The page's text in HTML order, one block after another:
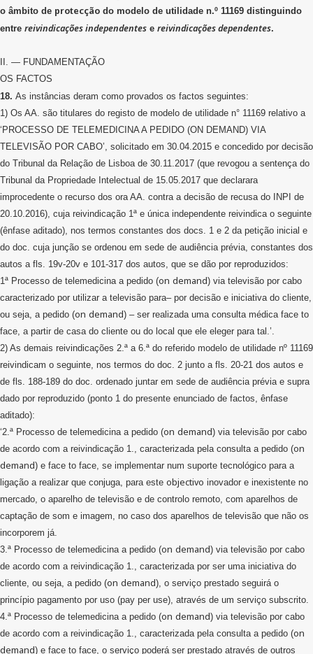
o âmbito de protecção do modelo de utilidade n.º 11169 distinguindo
entre reivindicações independentes e reivindicações dependentes.
II. — FUNDAMENTAÇÃO
OS FACTOS
18. As instâncias deram como provados os factos seguintes:
1) Os AA. são titulares do registo de modelo de utilidade n° 11169 relativo a
‘PROCESSO DE TELEMEDICINA A PEDIDO (ON DEMAND) VIA
TELEVISÃO POR CABO’, solicitado em 30.04.2015 e concedido por decisão
do Tribunal da Relação de Lisboa de 30.11.2017 (que revogou a sentença do
Tribunal da Propriedade Intelectual de 15.05.2017 que declarara
improcedente o recurso dos ora AA. contra a decisão de recusa do INPI de
20.10.2016), cuja reivindicação 1ª e única independente reivindica o seguinte
(ênfase aditado), nos termos constantes dos docs. 1 e 2 da petição inicial e
do doc. cuja junção se ordenou em sede de audiência prévia, constantes dos
autos a fls. 19v-20v e 101-317 dos autos, que se dão por reproduzidos:
1ª Processo de telemedicina a pedido (on demand) via televisão por cabo
caracterizado por utilizar a televisão para– por decisão e iniciativa do cliente,
ou seja, a pedido (on demand) – ser realizada uma consulta médica face to
face, a partir de casa do cliente ou do local que ele eleger para tal.’.
2) As demais reivindicações 2.ª a 6.ª do referido modelo de utilidade nº 11169
reivindicam o seguinte, nos termos do doc. 2 junto a fls. 20-21 dos autos e
de fls. 188-189 do doc. ordenado juntar em sede de audiência prévia e supra
dado por reproduzido (ponto 1 do presente enunciado de factos, ênfase
aditado):
‘2.ª Processo de telemedicina a pedido (on demand) via televisão por cabo
de acordo com a reivindicação 1., caracterizada pela consulta a pedido (on
demand) e face to face, se implementar num suporte tecnológico para a
ligação a realizar que conjuga, para este objectivo inovador e inexistente no
mercado, o aparelho de televisão e de controlo remoto, com aparelhos de
captação de som e imagem, no caso dos aparelhos de televisão que não os
incorporem já.
3.ª Processo de telemedicina a pedido (on demand) via televisão por cabo
de acordo com a reivindicação 1., caracterizada por ser uma iniciativa do
cliente, ou seja, a pedido (on demand), o serviço prestado seguirá o
princípio pagamento por uso (pay per use), através de um serviço subscrito.
4.ª Processo de telemedicina a pedido (on demand) via televisão por cabo
de acordo com a reivindicação 1., caracterizada pela consulta a pedido (on
demand) e face to face, o serviço poderá ser prestado através de outros